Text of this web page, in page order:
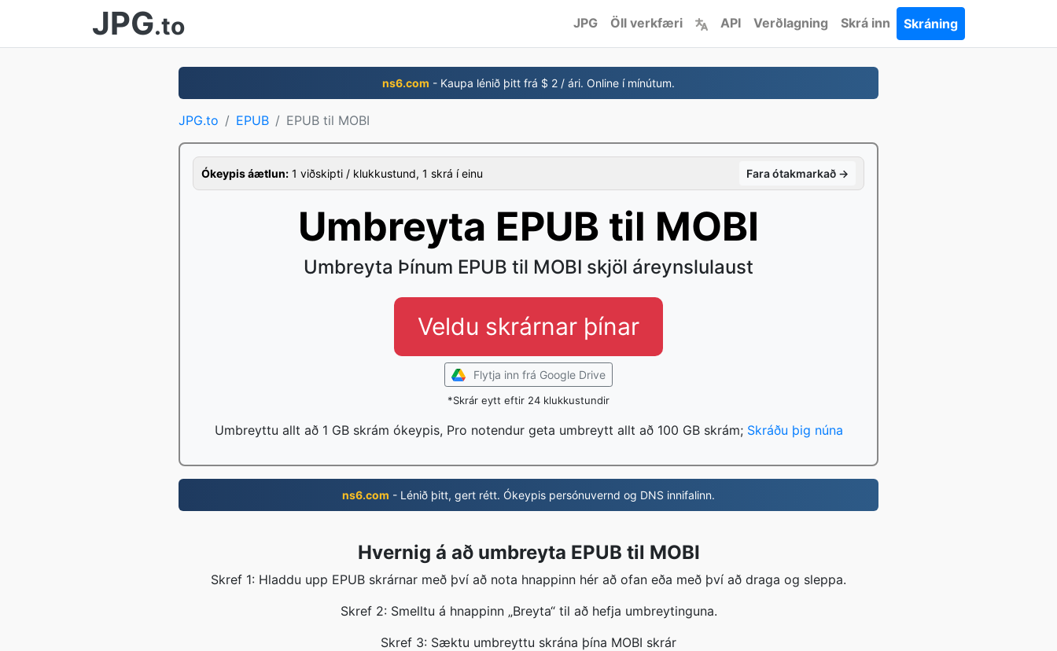
JPG.to JPG Öll verkfæri API Verðlagning Skrá inn Skráning
ns6.com - Kaupa lénið þitt frá $ 2 / ári. Online í mínútum.
JPG.to EPUB EPUB til MOBI
Ókeypis áætlun: 1 viðskipti / klukkustund, 1 skrá í einu Fara ótakmarkað →
Umbreyta EPUB til MOBI
Umbreyta Þínum EPUB til MOBI skjöl áreynslulaust
Veldu skrárnar þínar
Flytja inn frá Google Drive
*Skrár eytt eftir 24 klukkustundir
Umbreyttu allt að 1 GB skrám ókeypis, Pro notendur geta umbreytt allt að 100 GB skrám; Skráðu þig núna
ns6.com - Lénið þitt, gert rétt. Ókeypis persónuvernd og DNS innifalinn.
Hvernig á að umbreyta EPUB til MOBI
Skref 1: Hladdu upp EPUB skrárnar með því að nota hnappinn hér að ofan eða með því að draga og sleppa.
Skref 2: Smelltu á hnappinn „Breyta“ til að hefja umbreytinguna.
Skref 3: Sæktu umbreyttu skrána þína MOBI skrár